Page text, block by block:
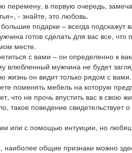
перемену, в первую очередь,
- знайте, это любовь.
подарки – всегда подскажут
готов сделать для вас все, что
месте.
с вами – он определенно к
мужчина не будет
жизнь он видит только рядом с вами.
поменять мебель на которую
что не прочь впустить вас в свою
такое поведение свидетельствует
или с помощью интуиции, но
общие признаки можно